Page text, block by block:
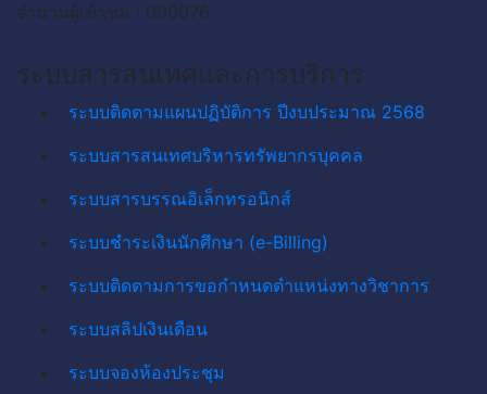
จำนวนผู้เข้าชม : 000076
ระบบสารสนเทศและการบริการ
ระบบติดตามแผนปฏิบัติการ ปีงบประมาณ 2568
ระบบสารสนเทศบริหารทรัพยากรบุคคล
ระบบสารบรรณอิเล็กทรอนิกส์
ระบบชำระเงินนักศึกษา (e-Billing)
ระบบติดตามการขอกำหนดตำแหน่งทางวิชาการ
ระบบสลิปเงินเดือน
ระบบจองห้องประชุม